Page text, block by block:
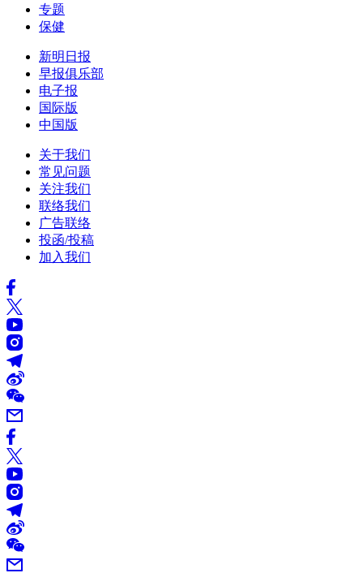
专题
保健
新明日报
早报俱乐部
电子报
国际版
中国版
关于我们
常见问题
关注我们
联络我们
广告联络
投函/投稿
加入我们